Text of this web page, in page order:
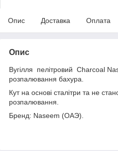
Опис Доставка Оплата
Опис
Вугілля пелітровий Charcoal
розпалювання бахура.
Кут на основі сталітри та не
розпалювання.
Бренд: Naseem (ОАЭ).